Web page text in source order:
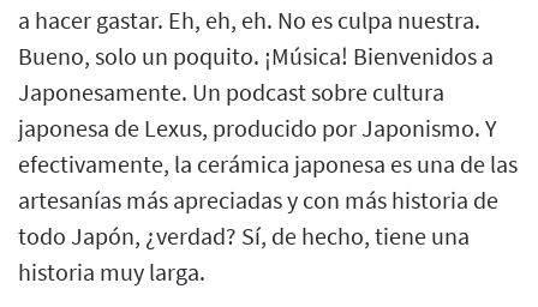
a hacer gastar. Eh, eh, eh. No es culpa nuestra.
Bueno, solo un poquito. ¡Música! Bienvenidos a
Japonesamente. Un podcast sobre cultura
japonesa de Lexus, producido por Japonismo. Y
efectivamente, la cerámica japonesa es una de las
artesanías más apreciadas y con más historia de
todo Japón, ¿verdad? Sí, de hecho, tiene una
historia muy larga.